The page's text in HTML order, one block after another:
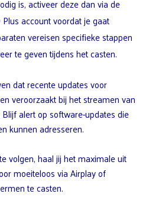
is, activeer deze dan via de
account voordat je gaat
vereisen specifieke stappen
te geven tijdens het casten.
dat recente updates voor
veroorzaakt bij het streamen van
alert op software-updates die
kunnen adresseren.
volgen, haal jij het maximale uit
moeiteloos via Airplay of
te casten.